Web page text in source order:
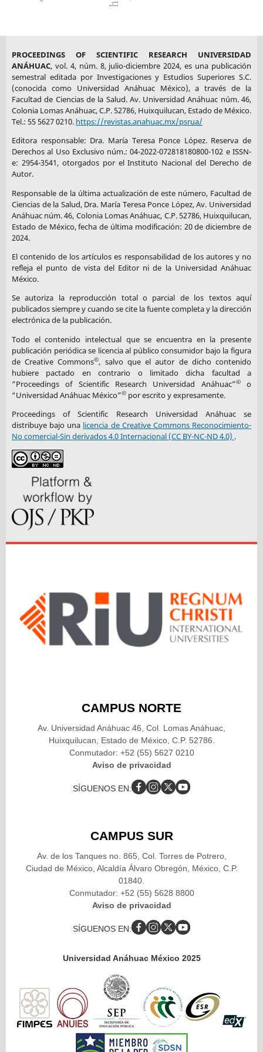
PROCEEDINGS OF SCIENTIFIC RESEARCH UNIVERSIDAD
ANÁHUAC, vol. 4, núm. 8, julio-diciembre 2024, es una publicación
semestral editada por Investigaciones y Estudios Superiores S.C.
(conocida como Universidad Anáhuac México), a través de la
Facultad de Ciencias de la Salud. Av. Universidad Anáhuac núm. 46,
Colonia Lomas Anáhuac, C.P. 52786, Huixquilucan, Estado de México.
Tel.: 55 5627 0210. https://revistas.anahuac.mx/psrua/
Editora responsable: Dra. María Teresa Ponce López. Reserva de
Derechos al Uso Exclusivo núm.: 04-2022-072818180800-102 e ISSN-
e: 2954-3541, otorgados por el Instituto Nacional del Derecho de
Autor.
Responsable de la última actualización de este número, Facultad de
Ciencias de la Salud, Dra. María Teresa Ponce López, Av. Universidad
Anáhuac núm. 46, Colonia Lomas Anáhuac, C.P. 52786, Huixquilucan,
Estado de México, fecha de última modificación: 20 de diciembre de
2024.
El contenido de los artículos es responsabilidad de los autores y no
refleja el punto de vista del Editor ni de la Universidad Anáhuac
México.
Se autoriza la reproducción total o parcial de los textos aquí
publicados siempre y cuando se cite la fuente completa y la dirección
electrónica de la publicación.
Todo el contenido intelectual que se encuentra en la presente
publicación periódica se licencia al público consumidor bajo la figura
de Creative Commons©, salvo que el autor de dicho contenido
hubiere pactado en contrario o limitado dicha facultad a
“Proceedings of Scientific Research Universidad Anáhuac”©o
“Universidad Anáhuac México”©por escrito y expresamente.
Proceedings of Scientific Research Universidad Anáhuac se
distribuye bajo una licencia de Creative Commons Reconocimiento-
No comercial-Sin derivados 4.0 Internacional (CC BY-NC-ND 4.0) .
CAMPUS NORTE
Av. Universidad Anáhuac 46, Col. Lomas Anáhuac,
Huixquilucan, Estado de México, C.P. 52786.
Conmutador: +52 (55) 5627 0210
Aviso de privacidad
SÍGUENOS EN:
CAMPUS SUR
Av. de los Tanques no. 865, Col. Torres de Potrero,
Ciudad de México, Alcaldía Álvaro Obregón, México, C.P.
01840.
Conmutador: +52 (55) 5628 8800
Aviso de privacidad
SÍGUENOS EN:
Universidad Anáhuac México 2025